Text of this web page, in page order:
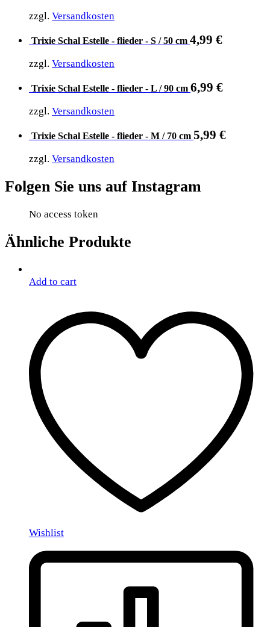
zzgl. Versandkosten
Trixie Schal Estelle - flieder - S / 50 cm 4,99 €
zzgl. Versandkosten
Trixie Schal Estelle - flieder - L / 90 cm 6,99 €
zzgl. Versandkosten
Trixie Schal Estelle - flieder - M / 70 cm 5,99 €
zzgl. Versandkosten
Folgen Sie uns auf Instagram
No access token
Ähnliche Produkte
Add to cart
Wishlist